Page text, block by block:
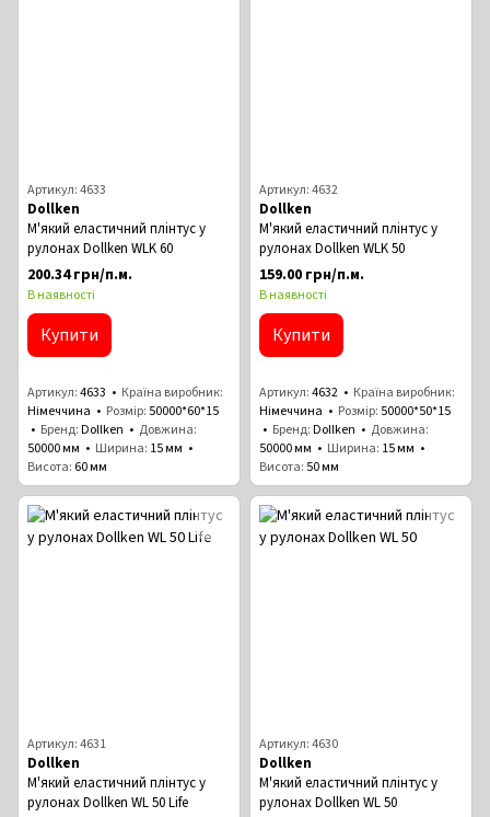
Артикул: 4633
Dollken
М'який еластичний плінтус у
рулонах Dollken WLK 60
200.34 грн/п.м.
В наявності
Купити
Артикул 4633
Країна виробник
Німеччина
Розмір 50000*60*15
Бренд Dollken
Довжина
50000 мм
Ширина 15 мм
Висота 60 ​​мм
Артикул: 4632
Dollken
М'який еластичний плінтус у
рулонах Dollken WLK 50
159.00 грн/п.м.
В наявності
Купити
Артикул 4632
Країна виробник
Німеччина
Розмір 50000*50*15
Бренд Dollken
Довжина
50000 мм
Ширина 15 мм
Висота 50 мм
Артикул: 4631
Dollken
М'який еластичний плінтус у
рулонах Dollken WL 50 Life
Артикул: 4630
Dollken
М'який еластичний плінтус у
рулонах Dollken WL 50